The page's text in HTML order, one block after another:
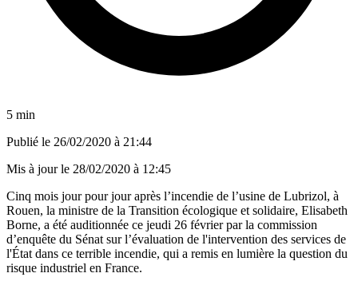
5 min
Publié le 26/02/2020 à 21:44
Mis à jour le 28/02/2020 à 12:45
Cinq mois jour pour jour après l’incendie de l’usine de Lubrizol, à
Rouen, la ministre de la Transition écologique et solidaire, Elisabeth
Borne, a été auditionnée ce jeudi 26 février par la commission
d’enquête du Sénat sur l’évaluation de l'intervention des services de
l'État dans ce terrible incendie, qui a remis en lumière la question du
risque industriel en France.